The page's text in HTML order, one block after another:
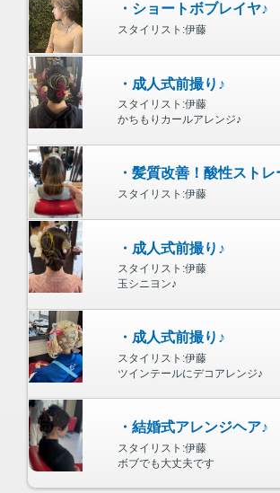
・ショートボブレイヤ♪
スタイリスト:伊藤
・成人式前撮り♪
スタイリスト:伊藤
かちもりカールアレンジ♪
・髪質改善！酸性ストレ
スタイリスト:伊藤
・成人式前撮り♪
スタイリスト:伊藤
玉シニヨン♪
・成人式前撮り♪
スタイリスト:伊藤
ツインテールにデコアレンジ♪
・結婚式アレンジヘア♪
スタイリスト:伊藤
ボブでも大丈夫です